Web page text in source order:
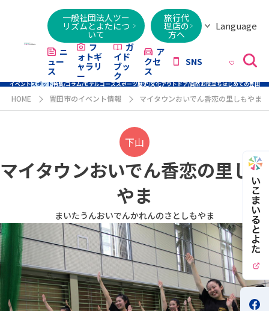
一般社団法人ツー
リズムとよたにつ
いて
旅行代
理店の
方へ
Language
Việt
ニ
ュー
ス
フ
ォトギ
ャラリ
ー
ガ
イド
ブッ
ク
ア
クセ
ス
SNS
イベントスポット特集/コラム/モデルコーススポーツ歴史/文化アウトドア/自然お役立ちはじめての豊田
HOME 豊田市のイベント情報 マイタウンおいでん香恋の里しもやま
下山
マイタウンおいでん香恋の里しも
やま
まいたうんおいでんかれんのさとしもやま